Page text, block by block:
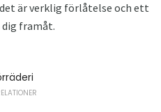
är verklig förlåtelse och ett
framåt.